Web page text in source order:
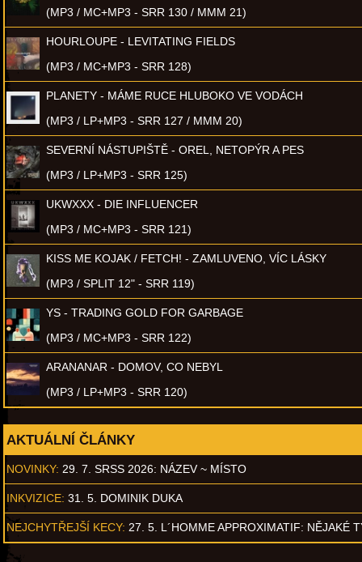
(MP3 / MC+MP3 - SRR 130 / MMM 21)
HOURLOUPE - LEVITATING FIELDS
(MP3 / MC+MP3 - SRR 128)
PLANETY - MÁME RUCE HLUBOKO VE VODÁCH
(MP3 / LP+MP3 - SRR 127 / MMM 20)
SEVERNÍ NÁSTUPIŠTĚ - OREL, NETOPÝR A PES
(MP3 / LP+MP3 - SRR 125)
UKWXXX - DIE INFLUENCER
(MP3 / MC+MP3 - SRR 121)
KISS ME KOJAK / FETCH! - ZAMLUVENO, VÍC LÁSKY
(MP3 / SPLIT 12" - SRR 119)
YS - TRADING GOLD FOR GARBAGE
(MP3 / MC+MP3 - SRR 122)
ARANANAR - DOMOV, CO NEBYL
(MP3 / LP+MP3 - SRR 120)
AKTUÁLNÍ ČLÁNKY
NOVINKY: 29. 7. SRSS 2026: NÁZEV ~ MÍSTO
INKVIZICE: 31. 5. DOMINIK DUKA
NEJCHYTŘEJŠÍ KECY: 27. 5. L´HOMME APPROXIMATIF: NĚJAKÉ